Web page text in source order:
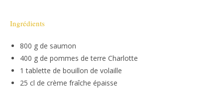
Ingrédients
800 g de saumon
400 g de pommes de terre Charlotte
1 tablette de bouillon de volaille
25 cl de crème fraîche épaisse